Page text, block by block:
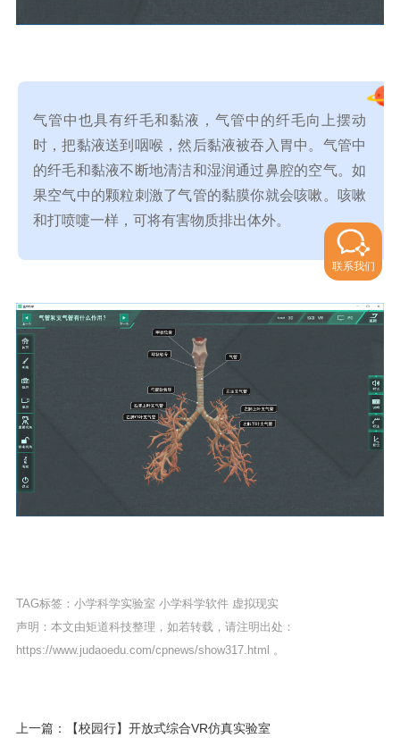
气管中也具有纤毛和黏液，气管中的纤毛向上摆动
时，把黏液送到咽喉，然后黏液被吞入胃中。气管中
的纤毛和黏液不断地清洁和湿润通过鼻腔的空气。如
果空气中的颗粒刺激了气管的黏膜你就会咳嗽。咳嗽
和打喷嚏一样，可将有害物质排出体外。
TAG标签： 小学科学实验室 小学科学软件 虚拟现实
声明：本文由矩道科技整理，如若转载，请注明出处：
https://www.judaoedu.com/cpnews/show317.html 。
上一篇：【校园行】开放式综合VR仿真实验室
联系我们